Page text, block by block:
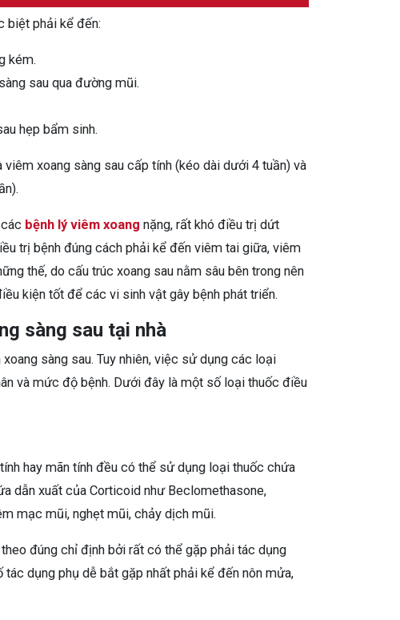
biệt phải kể đến:
kém.
sau qua đường mũi.
hẹp bẩm sinh.
xoang sàng sau cấp tính (kéo dài dưới 4 tuần) và
bệnh lý viêm xoang nặng, rất khó điều trị dứt
trị bệnh đúng cách phải kể đến viêm tai giữa, viêm
thế, do cấu trúc xoang sau nằm sâu bên trong nên
kiện tốt để các vi sinh vật gây bệnh phát triển.
sàng sau tại nhà
sàng sau. Tuy nhiên, việc sử dụng các loại
và mức độ bệnh. Dưới đây là một số loại thuốc điều
hay mãn tính đều có thể sử dụng loại thuốc chứa
dẫn xuất của Corticoid như Beclomethasone,
mạc mũi, nghẹt mũi, chảy dịch mũi.
đúng chỉ định bởi rất có thể gặp phải tác dụng
dụng phụ dễ bắt gặp nhất phải kể đến nôn mửa,